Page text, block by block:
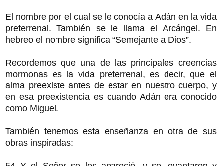
El nombre por el cual se le conocía a Adán en la vida
preterrenal. También se le llama el Arcángel. En
hebreo el nombre significa “Semejante a Dios”.
Recordemos que una de las principales creencias
mormonas es la vida preterrenal, es decir, que el
alma preexiste antes de estar en nuestro cuerpo, y
en esa preexistencia es cuando Adán era conocido
como Miguel.
También tenemos esta enseñanza en otra de sus
obras inspiradas: